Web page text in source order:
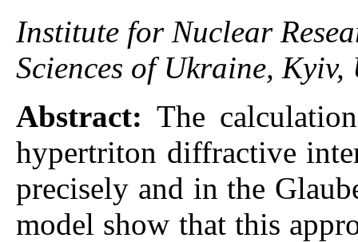
Institute for Nuclear
Sciences of Ukraine, Kyiv,
Abstract: The
hypertriton diffractive
precisely and in the
model show that this